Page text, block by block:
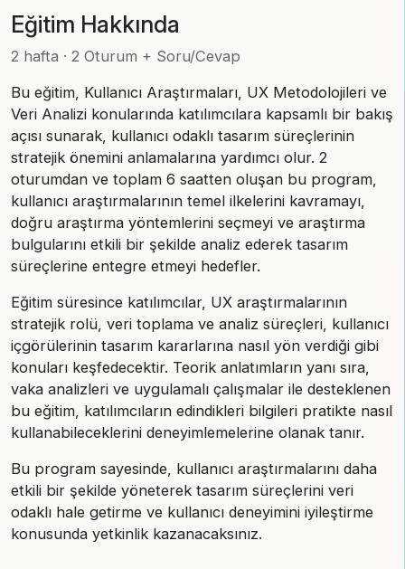
Eğitim Hakkında
2 hafta · 2 Oturum + Soru/Cevap
Bu eğitim, Kullanıcı Araştırmaları, UX Metodolojileri ve
Veri Analizi konularında katılımcılara kapsamlı bir bakış
açısı sunarak, kullanıcı odaklı tasarım süreçlerinin
stratejik önemini anlamalarına yardımcı olur. 2
oturumdan ve toplam 6 saatten oluşan bu program,
kullanıcı araştırmalarının temel ilkelerini kavramayı,
doğru araştırma yöntemlerini seçmeyi ve araştırma
bulgularını etkili bir şekilde analiz ederek tasarım
süreçlerine entegre etmeyi hedefler.
Eğitim süresince katılımcılar, UX araştırmalarının
stratejik rolü, veri toplama ve analiz süreçleri, kullanıcı
içgörülerinin tasarım kararlarına nasıl yön verdiği gibi
konuları keşfedecektir. Teorik anlatımların yanı sıra,
vaka analizleri ve uygulamalı çalışmalar ile desteklenen
bu eğitim, katılımcıların edindikleri bilgileri pratikte nasıl
kullanabileceklerini deneyimlemelerine olanak tanır.
Bu program sayesinde, kullanıcı araştırmalarını daha
etkili bir şekilde yöneterek tasarım süreçlerini veri
odaklı hale getirme ve kullanıcı deneyimini iyileştirme
konusunda yetkinlik kazanacaksınız.